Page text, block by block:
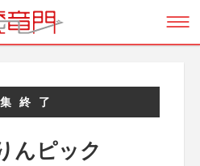
終了
んピック